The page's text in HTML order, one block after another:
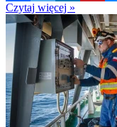
Czytaj więcej »